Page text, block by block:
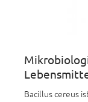
Bacillus cereus